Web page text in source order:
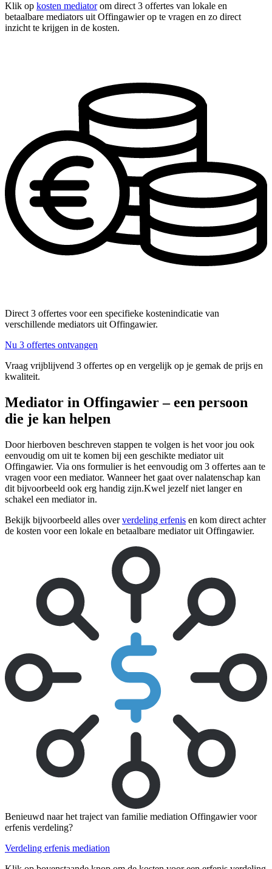
Klik op kosten mediatorom direct 3 offertes van lokale en
betaalbare mediators uit Offingawier op te vragen en zo direct
inzicht te krijgen in de kosten.
Direct 3 offertes voor een specifieke kostenindicatie van
verschillende mediators uit Offingawier.
Nu 3 offertes ontvangen
Vraag vrijblijvend 3 offertes op en vergelijk op je gemak de prijs en
kwaliteit.
Mediator in Offingawier – een persoon
die je kan helpen
Door hierboven beschreven stappen te volgen is het voor jou ook
eenvoudig om uit te komen bij een geschikte mediator uit
Offingawier. Via ons formulier is het eenvoudig om 3 offertes aan te
vragen voor een mediator. Wanneer het gaat over nalatenschap kan
dit bijvoorbeeld ook erg handig zijn.Kwel jezelf niet langer en
schakel een mediator in.
Bekijk bijvoorbeeld alles oververdeling erfenis en kom direct achter
de kosten voor een lokale en betaalbare mediator uit Offingawier.
Benieuwd naar het traject van familie mediation Offingawier voor
erfenis verdeling?
Verdeling erfenis mediation